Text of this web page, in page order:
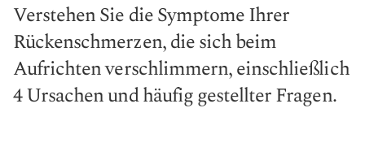
Verstehen Sie die Symptome Ihrer
Rückenschmerzen, die sich beim
Aufrichten verschlimmern, einschließlich
4 Ursachen und häufig gestellter Fragen.